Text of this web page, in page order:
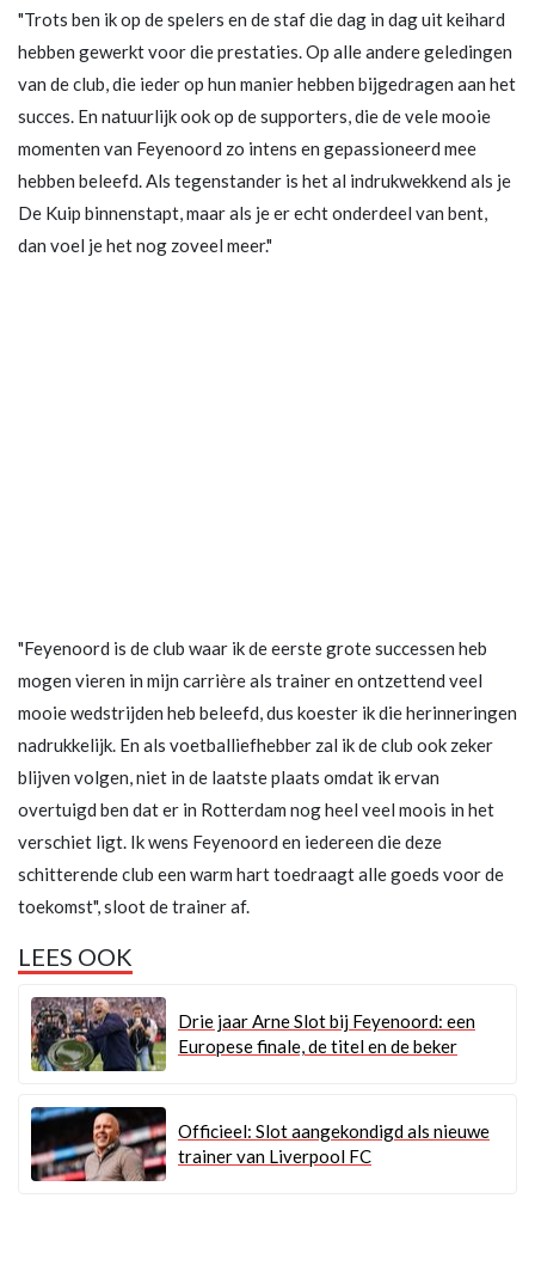
"Trots ben ik op de spelers en de staf die dag in dag uit keihard
hebben gewerkt voor die prestaties. Op alle andere geledingen
van de club, die ieder op hun manier hebben bijgedragen aan het
succes. En natuurlijk ook op de supporters, die de vele mooie
momenten van Feyenoord zo intens en gepassioneerd mee
hebben beleefd. Als tegenstander is het al indrukwekkend als je
De Kuip binnenstapt, maar als je er echt onderdeel van bent,
dan voel je het nog zoveel meer."
"Feyenoord is de club waar ik de eerste grote successen heb
mogen vieren in mijn carrière als trainer en ontzettend veel
mooie wedstrijden heb beleefd, dus koester ik die herinneringen
nadrukkelijk. En als voetballiefhebber zal ik de club ook zeker
blijven volgen, niet in de laatste plaats omdat ik ervan
overtuigd ben dat er in Rotterdam nog heel veel moois in het
verschiet ligt. Ik wens Feyenoord en iedereen die deze
schitterende club een warm hart toedraagt alle goeds voor de
toekomst", sloot de trainer af.
LEES OOK
Drie jaar Arne Slot bij Feyenoord: een
Europese finale, de titel en de beker
Officieel: Slot aangekondigd als nieuwe
trainer van Liverpool FC